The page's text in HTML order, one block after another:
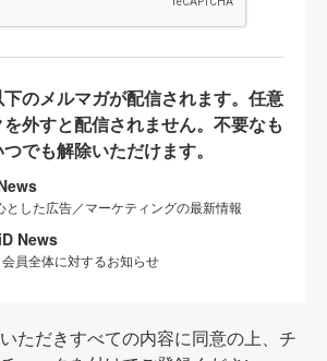
のメルマガが配信されます。任意
外すと配信されません。不要なも
でも解除いただけます。
とした広告／マーケティングの最新情報
News
員全体に対するお知らせ
ただきすべての内容に同意の上、チ